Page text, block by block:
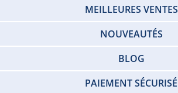
MEILLEURES VENTES
NOUVEAUTÉS
BLOG
PAIEMENT SÉCURISÉ